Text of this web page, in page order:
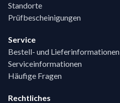
Standorte
Prüfbescheinigungen
Service
Bestell- und Lieferinformationen
Serviceinformationen
Häufige Fragen
Rechtliches